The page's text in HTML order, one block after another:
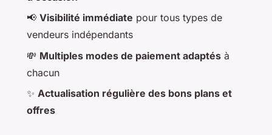
📢 Visibilité immédiate pour tous types de
vendeurs indépendants
💸 Multiples modes de paiement adaptés à
chacun
✨ Actualisation régulière des bons plans et
offres